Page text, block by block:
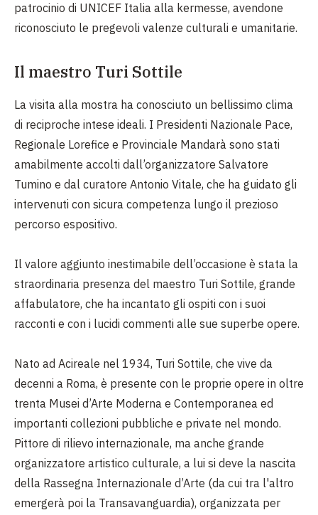
patrocinio di UNICEF Italia alla kermesse, avendone
riconosciuto le pregevoli valenze culturali e umanitarie.
Il maestro Turi Sottile
La visita alla mostra ha conosciuto un bellissimo clima
di reciproche intese ideali. I Presidenti Nazionale Pace,
Regionale Lorefice e Provinciale Mandarà sono stati
amabilmente accolti dall’organizzatore Salvatore
Tumino e dal curatore Antonio Vitale, che ha guidato gli
intervenuti con sicura competenza lungo il prezioso
percorso espositivo.
Il valore aggiunto inestimabile dell’occasione è stata la
straordinaria presenza del maestro Turi Sottile, grande
affabulatore, che ha incantato gli ospiti con i suoi
racconti e con i lucidi commenti alle sue superbe opere.
Nato ad Acireale nel 1934, Turi Sottile, che vive da
decenni a Roma, è presente con le proprie opere in oltre
trenta Musei d’Arte Moderna e Contemporanea ed
importanti collezioni pubbliche e private nel mondo.
Pittore di rilievo internazionale, ma anche grande
organizzatore artistico culturale, a lui si deve la nascita
della Rassegna Internazionale d’Arte (da cui tra l'altro
emergerà poi la Transavanguardia), organizzata per